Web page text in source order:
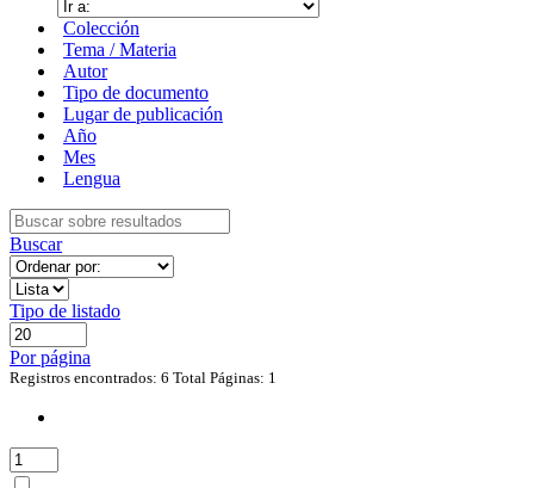
Colección
Tema / Materia
Autor
Tipo de documento
Lugar de publicación
Año
Mes
Lengua
Buscar
Tipo de listado
Por página
Registros encontrados: 6 Total Páginas: 1